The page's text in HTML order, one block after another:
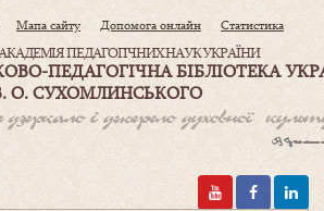
Мапа сайту Допомога онлайн Статистика
ПЕДАГОГІЧНИХ НАУК УКРАЇНИ
ПЕДАГОГІЧНА БІБЛІОТЕКА
О. СУХОМЛИНСЬКОГО